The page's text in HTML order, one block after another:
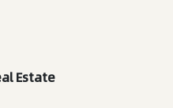
Estate